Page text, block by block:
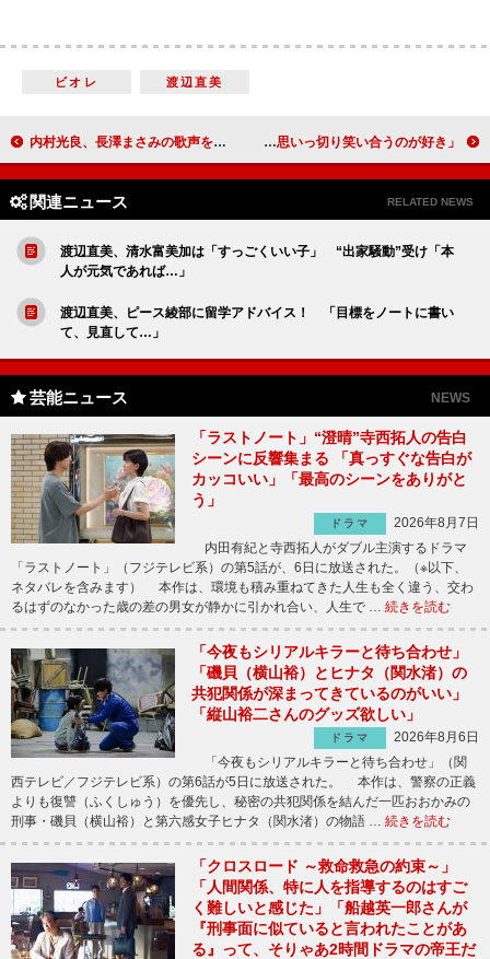
ビオレ 渡辺直美
内村光良、長澤まさみの歌声を「うまい」と絶賛 トレエン斎藤「２３歳で人生と頭皮が切り拓けた…」 ローラ、理想の“横丁デート”を告白 「飲みながら、思いっ切り笑い合うのが好き」
関連ニュース RELATED NEWS
渡辺直美、清水富美加は「すっごくいい子」 “出家騒動”受け「本
人が元気であれば…」
渡辺直美、ピース綾部に留学アドバイス！ 「目標をノートに書い
て、見直して…」
芸能ニュース NEWS
「ラストノート」“澄晴”寺西拓人の告白
シーンに反響集まる 「真っすぐな告白が
カッコいい」「最高のシーンをありがと
う」
ドラマ
2026年8月7日
内田有紀と寺西拓人がダブル主演するドラマ
「ラストノート」（フジテレビ系）の第5話が、6日に放送された。（※以下、
ネタバレを含みます） 本作は、環境も積み重ねてきた人生も全く違う、交わ
るはずのなかった歳の差の男女が静かに引かれ合い、人生で … 続きを読む
「今夜もシリアルキラーと待ち合わせ」
「磯貝（横山裕）とヒナタ（関水渚）の
共犯関係が深まってきているのがいい」
「縦山裕二さんのグッズ欲しい」
ドラマ
2026年8月6日
「今夜もシリアルキラーと待ち合わせ」（関
西テレビ／フジテレビ系）の第6話が5日に放送された。 本作は、警察の正義
よりも復讐（ふくしゅう）を優先し、秘密の共犯関係を結んだ一匹おおかみの
刑事・磯貝（横山裕）と第六感女子ヒナタ（関水渚）の物語 … 続きを読む
「クロスロード ～救命救急の約束～」
「人間関係、特に人を指導するのはすご
く難しいと感じた」「船越英一郎さんが
『刑事面に似ていると言われたことがあ
る』って、そりゃあ2時間ドラマの帝王だ